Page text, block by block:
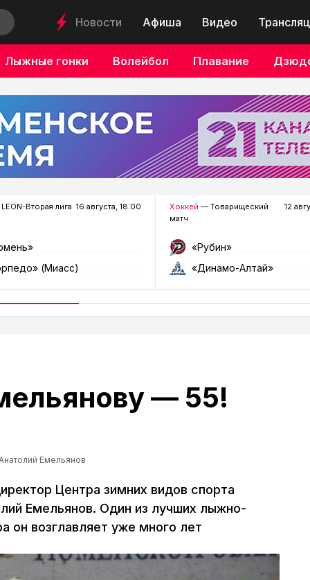
Новости Афиша Видео
Лыжные гонки Волейбол Плавание
Вторая лига 16 августа, 18:00
(Миасс)
Хоккей — Товарищеский
матч
12
«Рубин»
«Динамо-Алтай»
— 55!
Емельянов
Центра зимних видов спорта
Емельянов. Один из лучших лыжно-
он возглавляет уже много лет